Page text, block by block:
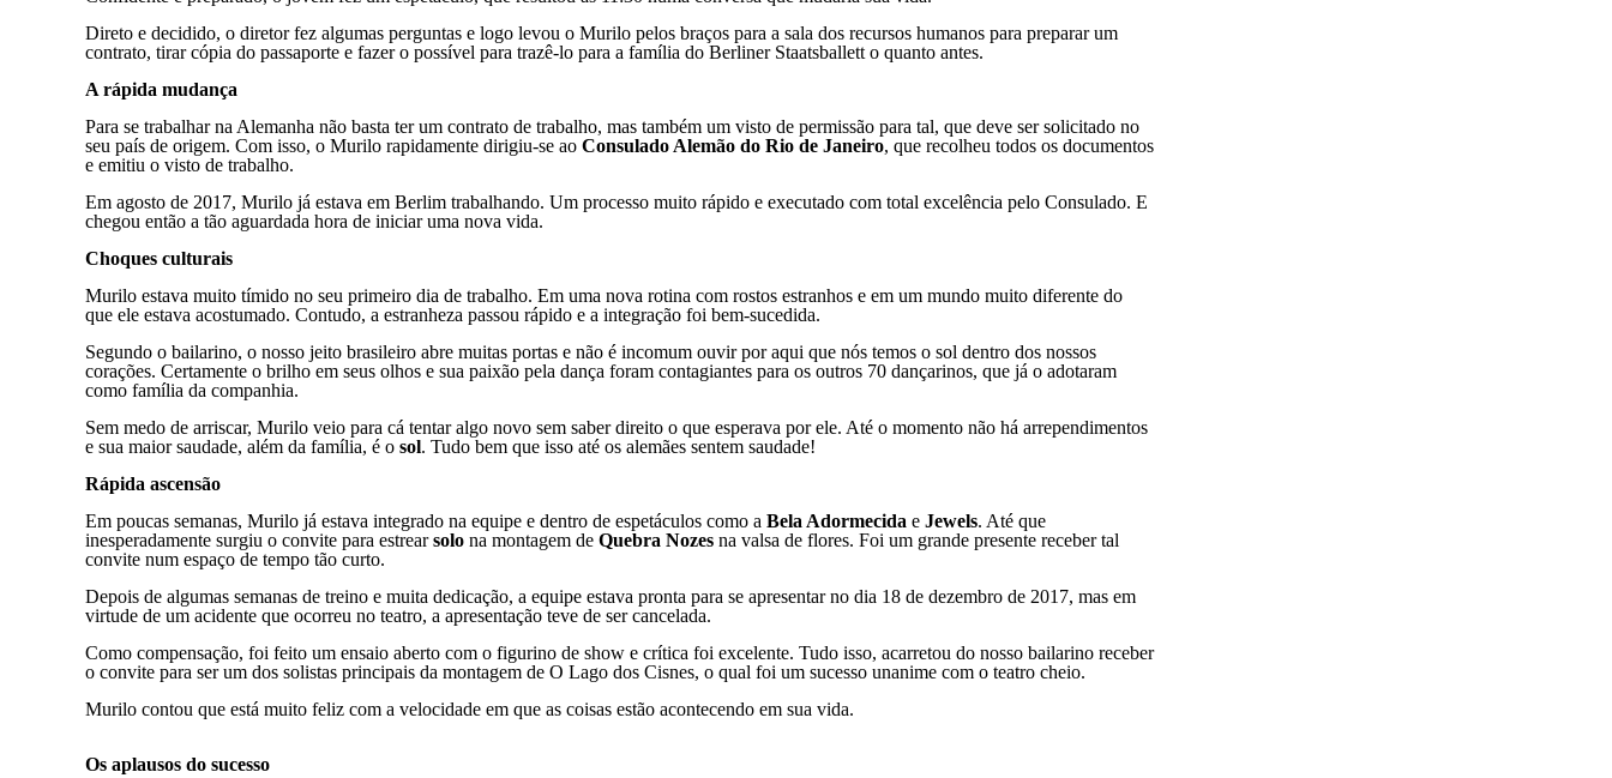
Direto e decidido, o diretor fez algumas perguntas e logo levou o Murilo pelos braços para a sala dos recursos humanos para preparar um
contrato, tirar cópia do passaporte e fazer o possível para trazê-lo para a família do Berliner Staatsballett o quanto antes.
A rápida mudança
Para se trabalhar na Alemanha não basta ter um contrato de trabalho, mas também um visto de permissão para tal, que deve ser solicitado no
seu país de origem. Com isso, o Murilo rapidamente dirigiu-se aoConsulado Alemão do Rio de Janeiro, que recolheu todos os documentos
e emitiu o visto de trabalho.
Em agosto de 2017, Murilo já estava em Berlim trabalhando. Um processo muito rápido e executado com total excelência pelo Consulado. E
chegou então a tão aguardada hora de iniciar uma nova vida.
Choques culturais
Murilo estava muito tímido no seu primeiro dia de trabalho. Em uma nova rotina com rostos estranhos e em um mundo muito diferente do
que ele estava acostumado. Contudo, a estranheza passou rápido e a integração foi bem-sucedida.
Segundo o bailarino, o nosso jeito brasileiro abre muitas portas e não é incomum ouvir por aqui que nós temos o sol dentro dos nossos
corações. Certamente o brilho em seus olhos e sua paixão pela dança foram contagiantes para os outros 70 dançarinos, que já o adotaram
como família da companhia.
Sem medo de arriscar, Murilo veio para cá tentar algo novo sem saber direito o que esperava por ele. Até o momento não há arrependimentos
e sua maior saudade, além da família, é osol. Tudo bem que isso até os alemães sentem saudade!
Rápida ascensão
Em poucas semanas, Murilo já estava integrado na equipe e dentro de espetáculos como aBela Adormecida eJewels. Até que
inesperadamente surgiu o convite para estrearsolo na montagem de Quebra Nozes na valsa de flores. Foi um grande presente receber tal
convite num espaço de tempo tão curto.
Depois de algumas semanas de treino e muita dedicação, a equipe estava pronta para se apresentar no dia 18 de dezembro de 2017, mas em
virtude de um acidente que ocorreu no teatro, a apresentação teve de ser cancelada.
Como compensação, foi feito um ensaio aberto com o figurino de show e crítica foi excelente. Tudo isso, acarretou do nosso bailarino receber
o convite para ser um dos solistas principais da montagem de O Lago dos Cisnes, o qual foi um sucesso unanime com o teatro cheio.
Murilo contou que está muito feliz com a velocidade em que as coisas estão acontecendo em sua vida.
Os aplausos do sucesso